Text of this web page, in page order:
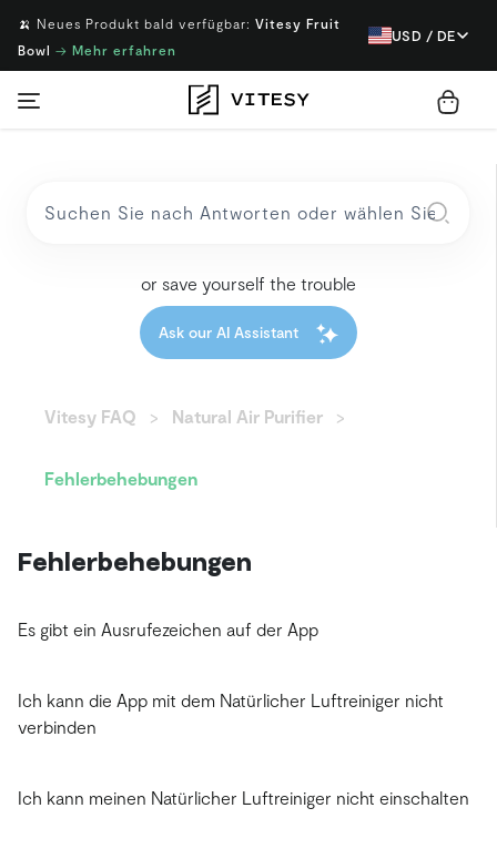
🍌 Neues Produkt bald verfügbar: Vitesy Fruit
Bowl → Mehr erfahren
USD / DE
or save yourself the trouble
Ask our AI Assistant
Vitesy FAQ Natural Air Purifier
Fehlerbehebungen
Fehlerbehebungen
Es gibt ein Ausrufezeichen auf der App
Ich kann die App mit dem Natürlicher Luftreiniger nicht
verbinden
Ich kann meinen Natürlicher Luftreiniger nicht einschalten